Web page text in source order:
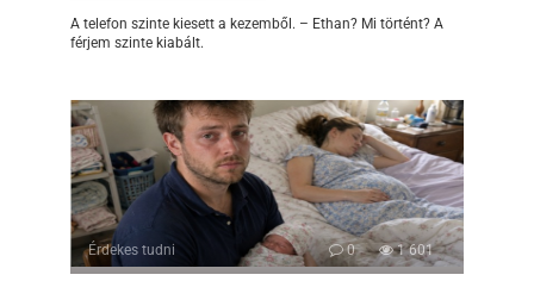
A telefon szinte kiesett a kezemből. – Ethan? Mi történt? A
férjem szinte kiabált.
Érdekes tudni 0 1 601